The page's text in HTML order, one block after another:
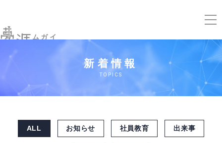
ムガイ
新着情報
TOPICS
ALL お知らせ 社員教育 出来事